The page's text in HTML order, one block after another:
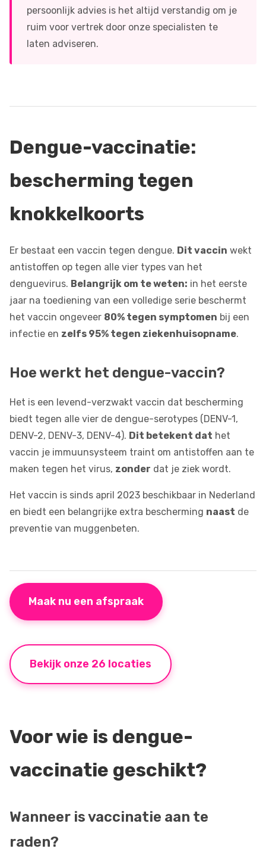
persoonlijk advies is het altijd verstandig om je
ruim voor vertrek door onze specialisten te
laten adviseren.
Dengue-vaccinatie:
bescherming tegen
knokkelkoorts
Er bestaat een vaccin tegen dengue. Dit vaccin wekt
antistoffen op tegen alle vier types van het
denguevirus. Belangrijk om te weten: in het eerste
jaar na toediening van een volledige serie beschermt
het vaccin ongeveer 80% tegen symptomen bij een
infectie en zelfs 95% tegen ziekenhuisopname.
Hoe werkt het dengue-vaccin?
Het is een levend-verzwakt vaccin dat bescherming
biedt tegen alle vier de dengue-serotypes (DENV-1,
DENV-2, DENV-3, DENV-4). Dit betekent dat het
vaccin je immuunsysteem traint om antistoffen aan te
maken tegen het virus, zonder dat je ziek wordt.
Het vaccin is sinds april 2023 beschikbaar in Nederland
en biedt een belangrijke extra bescherming naast de
preventie van muggenbeten.
Maak nu een afspraak
Bekijk onze 26 locaties
Voor wie is dengue-
vaccinatie geschikt?
Wanneer is vaccinatie aan te
raden?